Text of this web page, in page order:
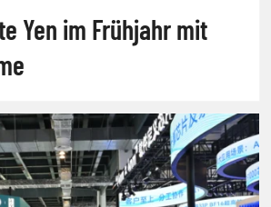
Yen im Frühjahr mit